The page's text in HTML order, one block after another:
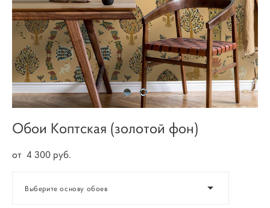
Обои Коптская (золотой фон)
от 4 300 pуб.
Выберите основу обоев